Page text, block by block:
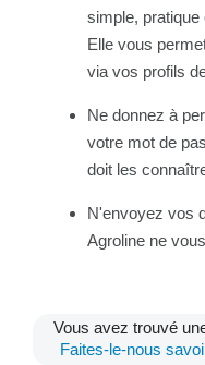
simple, pratique
Elle vous
via vos profils
Ne donnez à
votre mot de
doit les
N'envoyez vos
Agroline ne
Vous avez trouvé
Faites-le-nous